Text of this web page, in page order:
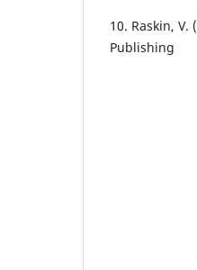
10. Raskin,
Publishing